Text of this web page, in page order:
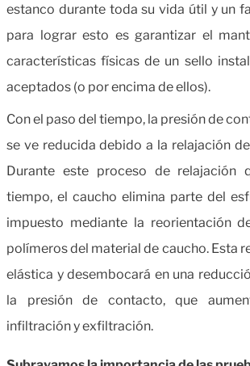
estanco durante toda su vida útil y un
para lograr esto es garantizar el
características físicas de un sello
aceptados (o por encima de ellos).
Con el paso del tiempo, la presión de
se ve reducida debido a la relajación
Durante este proceso de relajación
tiempo, el caucho elimina parte del
impuesto mediante la reorientación
polímeros del material de caucho. Esta
elástica y desembocará en una
la presión de contacto, que
infiltración y exfiltración.